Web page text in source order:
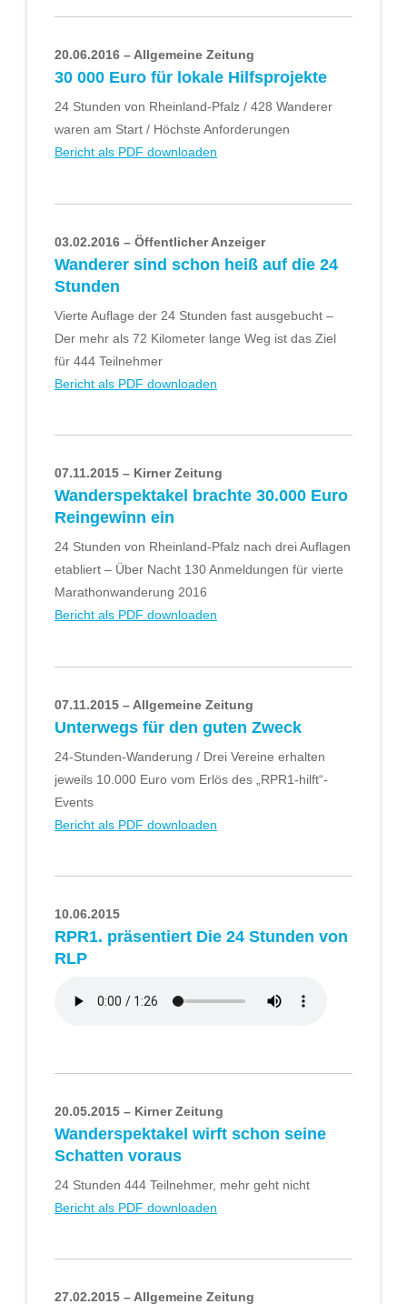
20.06.2016 – Allgemeine Zeitung
30 000 Euro für lokale Hilfsprojekte
24 Stunden von Rheinland-Pfalz / 428 Wanderer
waren am Start / Höchste Anforderungen
Bericht als PDF downloaden
03.02.2016 – Öffentlicher Anzeiger
Wanderer sind schon heiß auf die 24
Stunden
Vierte Auflage der 24 Stunden fast ausgebucht –
Der mehr als 72 Kilometer lange Weg ist das Ziel
für 444 Teilnehmer
Bericht als PDF downloaden
07.11.2015 – Kirner Zeitung
Wanderspektakel brachte 30.000 Euro
Reingewinn ein
24 Stunden von Rheinland-Pfalz nach drei Auflagen
etabliert – Über Nacht 130 Anmeldungen für vierte
Marathonwanderung 2016
Bericht als PDF downloaden
07.11.2015 – Allgemeine Zeitung
Unterwegs für den guten Zweck
24-Stunden-Wanderung / Drei Vereine erhalten
jeweils 10.000 Euro vom Erlös des „RPR1-hilft“-
Events
Bericht als PDF downloaden
10.06.2015
RPR1. präsentiert Die 24 Stunden von
RLP
20.05.2015 – Kirner Zeitung
Wanderspektakel wirft schon seine
Schatten voraus
24 Stunden 444 Teilnehmer, mehr geht nicht
Bericht als PDF downloaden
27.02.2015 – Allgemeine Zeitung